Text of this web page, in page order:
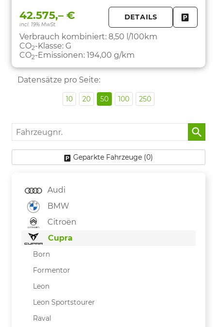
42.575,– €
incl. 19% MwSt.
DETAILS
Verbrauch kombiniert: 8,50 l/100km
CO2-Klasse: G
CO2-Emissionen: 194,00 g/km
Datensätze pro Seite:
10 20 50 100 250
Fahrzeugnr.
Geparkte Fahrzeuge (0)
Audi
BMW
Citroën
Cupra
Born
Formentor
Leon
Leon Sportstourer
Raval